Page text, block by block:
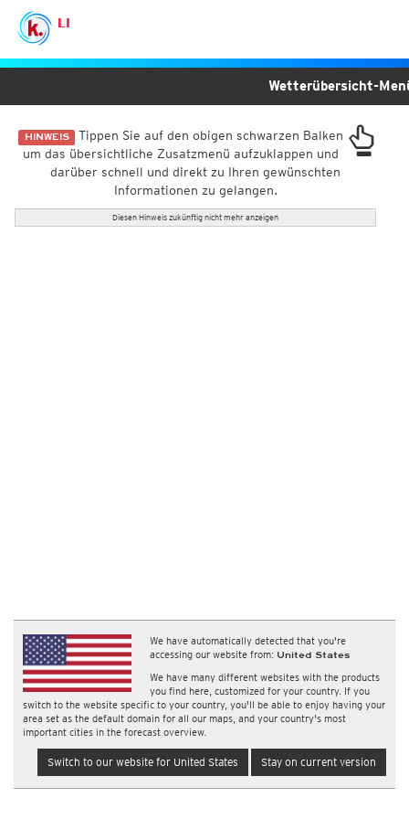
LI
HINWEIS Tippen Sie auf den obigen schwarzen Balken
um das übersichtliche Zusatzmenü aufzuklappen und
darüber schnell und direkt zu Ihren gewünschten
Informationen zu gelangen.
Diesen Hinweis zukünftig nicht mehr anzeigen
We have automatically detected that you're
accessing our website from: United States
We have many different websites with the products
you find here, customized for your country. If you
switch to the website specific to your country, you'll be able to enjoy having your
area set as the default domain for all our maps, and your country's most
important cities in the forecast overview.
Switch to our website for United States Stay on current version
Wetterübersicht-